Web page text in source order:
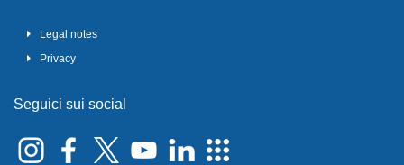
Legal notes
Privacy
Seguici sui social